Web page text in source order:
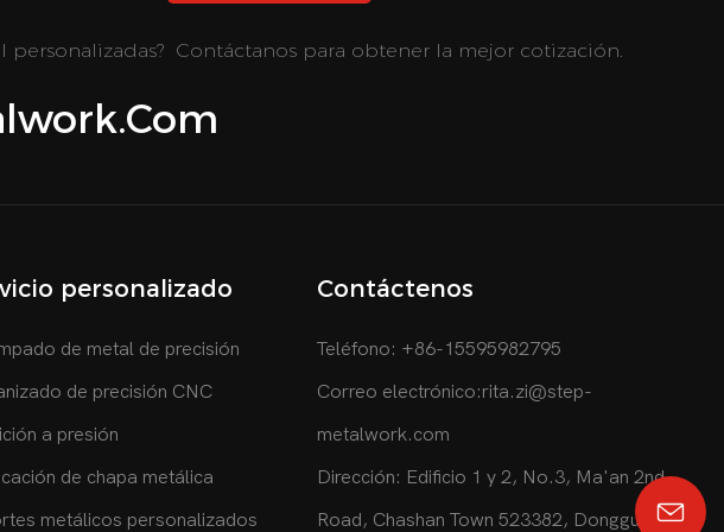
Contáctanos para obtener la mejor cotización.
personalizado
de metal de precisión
de precisión CNC
a presión
de chapa metálica
metálicos personalizados
Contáctenos
Teléfono: +86-15595982795
Correo electrónico:rita.zi@step-
metalwork.com
Dirección: Edificio 1 y 2, No.3, Ma'an 2nd
Road, Chashan Town 523382, Dongguan,